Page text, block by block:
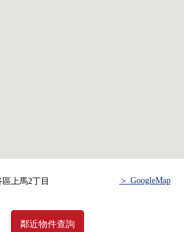
屋商店、約180m(步行3分鐘)
上馬2丁目 ＞ GoogleMap
鄰近物件查詢